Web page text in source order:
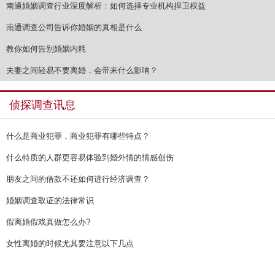
南通婚姻调查行业深度解析：如何选择专业机构捍卫权益
南通调查公司告诉你婚姻的真相是什么
教你如何告别婚姻内耗
夫妻之间轻易不要离婚，会带来什么影响？
侦探调查讯息
什么是商业犯罪，商业犯罪有哪些特点？
什么特质的人群更容易体验到婚外情的情感创伤
朋友之间的借款不还如何进行经济调查？
婚姻调查取证的法律常识
假离婚假戏真做怎么办?
女性离婚的时候尤其要注意以下几点